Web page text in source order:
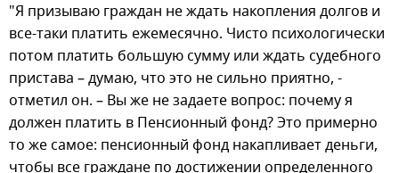
"Я призываю граждан не ждать накопления долгов и
все-таки платить ежемесячно. Чисто психологически
потом платить большую сумму или ждать судебного
пристава – думаю, что это не сильно приятно, -
отметил он. – Вы же не задаете вопрос: почему я
должен платить в Пенсионный фонд? Это примерно
то же самое: пенсионный фонд накапливает деньги,
чтобы все граждане по достижении определенного